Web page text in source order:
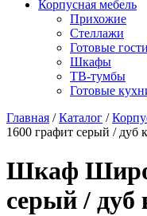
Корпусная мебель
Прихожие
Стеллажи
Готовые
Шкафы
ТВ-тумбы
Готовые
Главная /Каталог /
1600 графит серый / дуб
Шкаф
серый / дуб